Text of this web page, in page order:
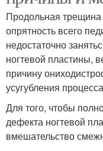
Продольная трещина
опрятность всего
недостаточно
ногтевой пластины,
причину
усугубления
Для того, чтобы
дефекта ногтевой
вмешательство